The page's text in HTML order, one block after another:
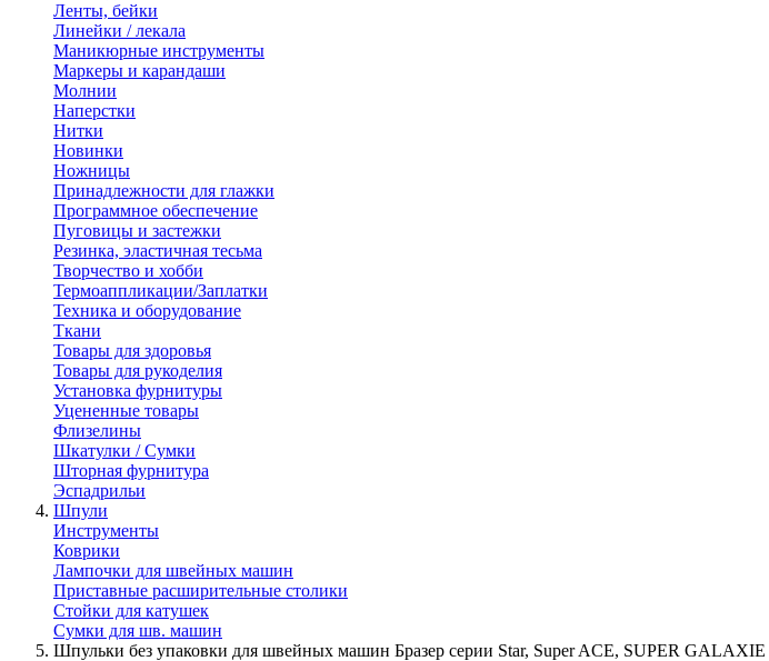
Ленты, бейки
Линейки / лекала
Маникюрные инструменты
Маркеры и карандаши
Молнии
Наперстки
Нитки
Новинки
Ножницы
Принадлежности для глажки
Программное обеспечение
Пуговицы и застежки
Резинка, эластичная тесьма
Творчество и хобби
Термоаппликации/Заплатки
Техника и оборудование
Ткани
Товары для здоровья
Товары для рукоделия
Установка фурнитуры
Уцененные товары
Флизелины
Шкатулки / Сумки
Шторная фурнитура
Эспадрильи
Шпули
Инструменты
Коврики
Лампочки для швейных машин
Приставные расширительные столики
Стойки для катушек
Сумки для шв. машин
Шпульки без упаковки для швейных машин Бразер серии Star, Super ACE, SUPER GALAXIE